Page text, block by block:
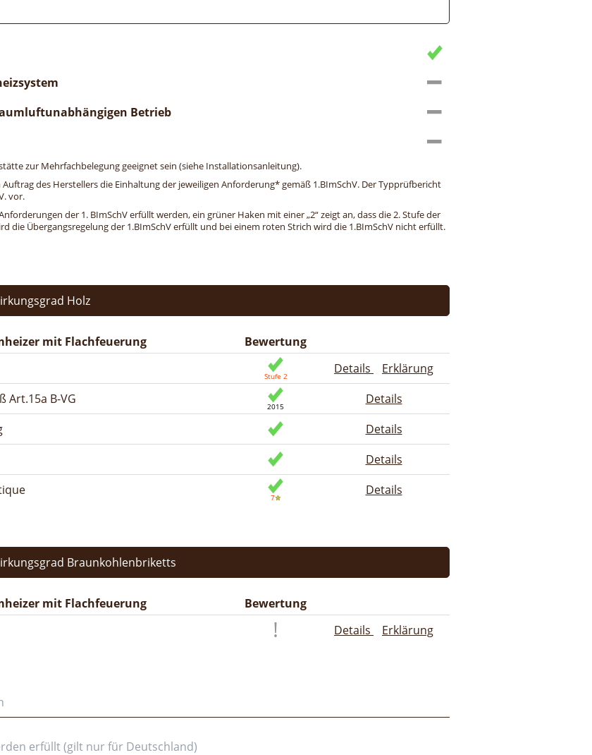
Betrieb
zur Mehrfachbelegung geeignet sein (siehe Installationsanleitung).
des Herstellers die Einhaltung der jeweiligen Anforderung* gemäß 1.BImSchV. Der Typprüfbericht
vor.
der 1. BImSchV erfüllt werden, ein grüner Haken mit einer „2“ zeigt an, dass die 2. Stufe der
die Übergangsregelung der 1.BImSchV erfüllt und bei einem roten Strich wird die 1.BImSchV nicht erfüllt.
Holz
mit Flachfeuerung
Bewertung
Details
Erklärung
Art.15a B-VG
Details
Details
Details
Details
Braunkohlenbriketts
mit Flachfeuerung
Bewertung
Details Erklärung
erfüllt (gilt nur für Deutschland)